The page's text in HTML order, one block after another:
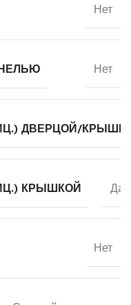
Нет
Нет
ДВЕРЦОЙ/
КРЫШКОЙ Да
Нет